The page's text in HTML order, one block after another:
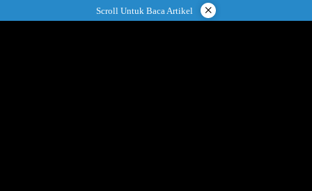
ke
Scroll Untuk Baca Artikel ×